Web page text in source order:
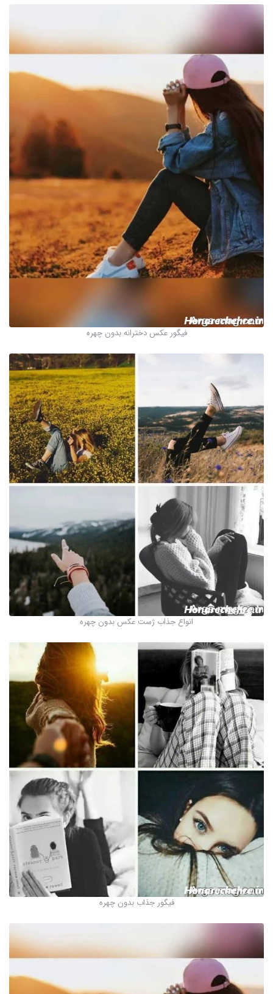
فیگور عکس دخترانه بدون چهره
انواع جذاب ژست عکس بدون چهره
فیگور جذاب بدون چهره